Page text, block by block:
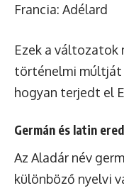
Francia: Adélard
Ezek a változatok
történelmi múltját
hogyan terjedt el
Germán és latin
Az Aladár név
különböző nyelvi